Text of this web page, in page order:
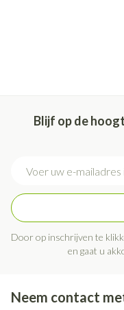
Blijf op de
Door op inschrijven te
en gaat u
Neem contact